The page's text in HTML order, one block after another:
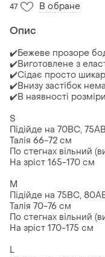
47 В обране
Опис
✔️Бежеве прозоре
✔️Виготовлене з
✔️Сідає просто
✔️Внизу застібок
✔️В наявності
S
Підійде на 70ВС,
Талія 66-72 см
По стегнах вільний
На зріст 165-170 см
М
Підійде на 75ВС,
Талія 70-76 см
По стегнах вільний
На зріст 170-175 см
L